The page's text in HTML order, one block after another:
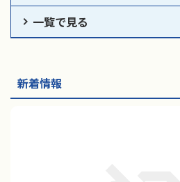
一覧で見る
新着情報